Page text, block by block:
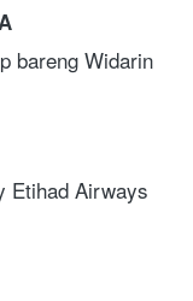
bareng Widarin
Etihad Airways